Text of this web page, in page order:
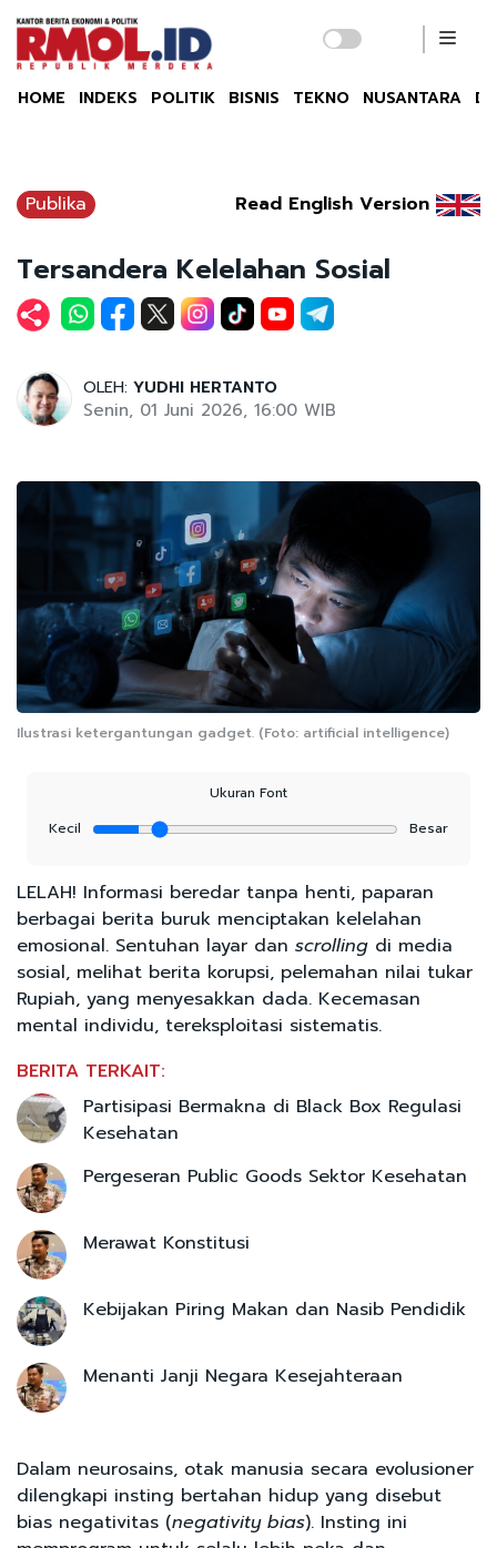
HOME INDEKS POLITIK BISNIS TEKNO NUSANTARA
Publika Read English Version
Tersandera Kelelahan Sosial
OLEH: YUDHI HERTANTO
Senin, 01 Juni 2026, 16:00 WIB
Ilustrasi ketergantungan gadget. (Foto: artificial intelligence)
Ukuran Font
Kecil
Besar
LELAH! Informasi beredar tanpa henti, paparan
berbagai berita buruk menciptakan kelelahan
emosional. Sentuhan layar dan scrolling di media
sosial, melihat berita korupsi, pelemahan nilai tukar
Rupiah, yang menyesakkan dada. Kecemasan
mental individu, tereksploitasi sistematis.
BERITA TERKAIT:
Partisipasi Bermakna di Black Box Regulasi
Kesehatan
Pergeseran Public Goods Sektor Kesehatan
Merawat Konstitusi
Kebijakan Piring Makan dan Nasib Pendidik
Menanti Janji Negara Kesejahteraan
Dalam neurosains, otak manusia secara evolusioner
dilengkapi insting bertahan hidup yang disebut
bias negativitas (negativity bias). Insting ini